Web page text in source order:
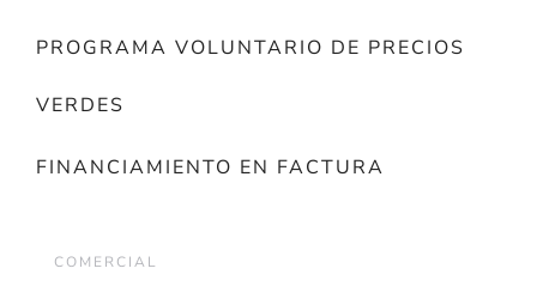
PROGRAMA VOLUNTARIO DE PRECIOS
VERDES
FINANCIAMIENTO EN FACTURA
COMERCIAL